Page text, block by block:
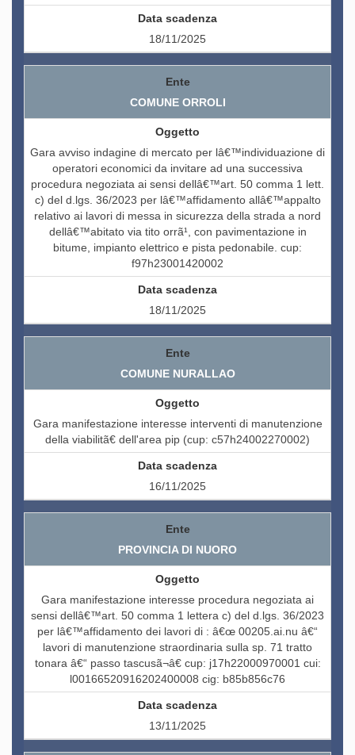
18/11/2025
COMUNE ORROLI
Gara avviso indagine di mercato per lâ€™individuazione di
operatori economici da invitare ad una successiva
procedura negoziata ai sensi dellâ€™art. 50 comma 1 lett.
c) del d.lgs. 36/2023 per lâ€™affidamento allâ€™appalto
relativo ai lavori di messa in sicurezza della strada a nord
dellâ€™abitato via tito orrã¹, con pavimentazione in
bitume, impianto elettrico e pista pedonabile. cup:
f97h23001420002
18/11/2025
COMUNE NURALLAO
Gara manifestazione interesse interventi di manutenzione
della viabilitã€ dell'area pip (cup: c57h24002270002)
16/11/2025
PROVINCIA DI NUORO
Gara manifestazione interesse procedura negoziata ai
sensi dellâ€™art. 50 comma 1 lettera c) del d.lgs. 36/2023
per lâ€™affidamento dei lavori di : â€œ 00205.ai.nu â€“
lavori di manutenzione straordinaria sulla sp. 71 tratto
tonara â€“ passo tascusã¬â€ cup: j17h22000970001 cui:
l00166520916202400008 cig: b85b856c76
13/11/2025